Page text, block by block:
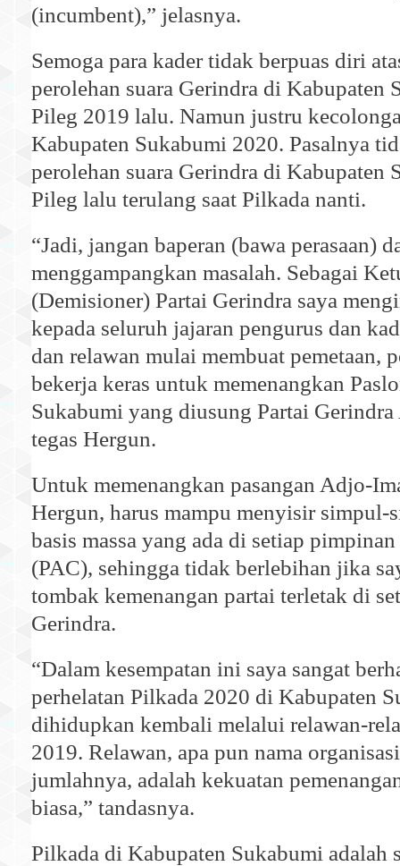
(incumbent),” jelasnya.
Semoga para kader tidak berpuas diri
perolehan suara Gerindra di Kabupaten
Pileg 2019 lalu. Namun justru
Kabupaten Sukabumi 2020. Pasalnya
perolehan suara Gerindra di Kabupaten
Pileg lalu terulang saat Pilkada nanti.
“Jadi, jangan baperan (bawa perasaan)
menggampangkan masalah. Sebagai
(Demisioner) Partai Gerindra saya
kepada seluruh jajaran pengurus dan
dan relawan mulai membuat pemetaan,
bekerja keras untuk memenangkan
Sukabumi yang diusung Partai
tegas Hergun.
Untuk memenangkan pasangan Adjo-
Hergun, harus mampu menyisir simpul-
basis massa yang ada di setiap
(PAC), sehingga tidak berlebihan jika
tombak kemenangan partai terletak di
Gerindra.
“Dalam kesempatan ini saya sangat
perhelatan Pilkada 2020 di Kabupaten
dihidupkan kembali melalui relawan-
2019. Relawan, apa pun nama
jumlahnya, adalah kekuatan
biasa,” tandasnya.
Pilkada di Kabupaten Sukabumi adalah